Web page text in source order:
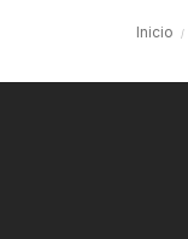
Inicio